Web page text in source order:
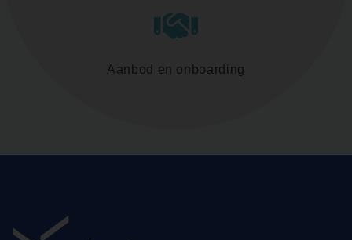
Aanbod en onboarding